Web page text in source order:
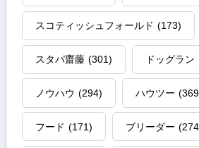
スコティッシュフォールド (173)
スタパ齋藤 (301) ドッグラン
ノウハウ (294) ハウツー
フード (171) ブリーダー